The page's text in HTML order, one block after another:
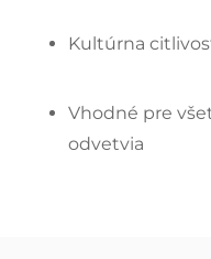
Kultúrna
Vhodné pre
odvetvia